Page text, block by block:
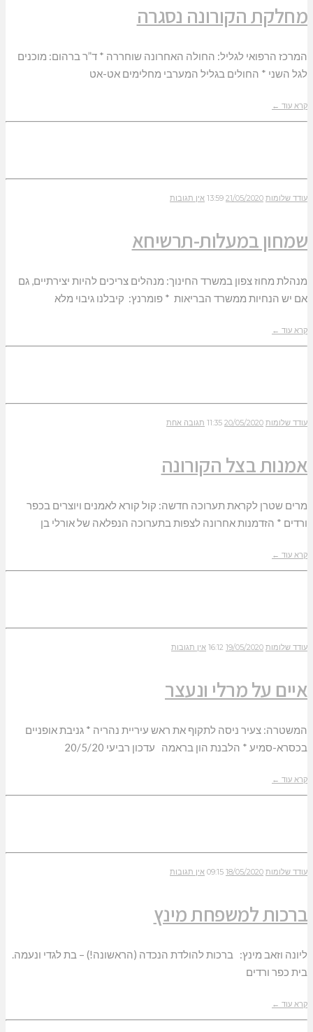
מחלקת הקורונה נסגרה
המרכז הרפואי לגליל: החולה האחרונה שוחררה * ד”ר ברהום: מוכנים
לגל השני * החולים בגליל המערבי מחלימים אט-אט
קרא עוד ←
עודד שלומות 21/05/2020
13:59 אין תגובות
שמחון במעלות-תרשיחא
מנהלת מחוז צפון במשרד החינוך: מנהלים צריכים להיות יצירתיים, גם
אם יש הנחיות ממשרד הבריאות * פומרנץ: קיבלנו גיבוי מלא
קרא עוד ←
עודד שלומות 20/05/2020
11:35 תגובה אחת
אמנות בצל הקורונה
מרים שטרן לקראת תערוכה חדשה: קול קורא לאמנים ויוצרים בכפר
ורדים * הזדמנות אחרונה לצפות בתערוכה הנפלאה של אורלי בן
קרא עוד ←
עודד שלומות 19/05/2020
16:12 אין תגובות
איים על מרלי ונעצר
המשטרה: צעיר ניסה לתקוף את ראש עיריית נהריה * גניבת אופניים
בכסרא-סמיע * הלבנת הון בראמה עדכון רביעי 20/5/20
קרא עוד ←
עודד שלומות 18/05/2020
09:15 אין תגובות
ברכות למשפחת מינץ
ליונה וזאב מינץ: ברכות להולדת הנכדה (הראשונה!) – בת לגדי ונעמה.
בית כפר ורדים
קרא עוד ←